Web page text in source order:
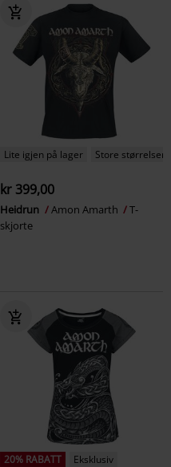
Lite igjen på lager Store størrelser
kr 399,00
Heidrun Amon Amarth
T-
skjorte
20% RABATT
Eksklusiv